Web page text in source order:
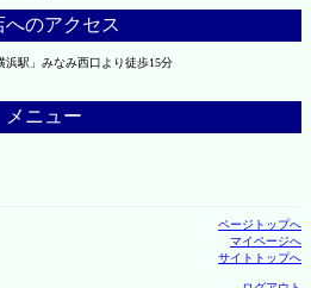
へのアクセス
浜駅」みなみ西口より徒歩15分
メニュー
ページトップへ
マイページへ
サイトトップへ